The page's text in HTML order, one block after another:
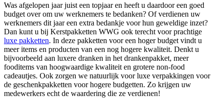
Was afgelopen jaar juist een topjaar en heeft u daardoor een goed
budget over om uw werknemers te bedanken? Of verdienen uw
werknemers dit jaar een extra bedankje voor hun geweldige inzet?
Dan kunt u bij Kerstpakketten WWG ook terecht voor prachtige
luxe pakketten. In deze pakketten voor een hoger budget vindt u
meer items en producten van een nog hogere kwaliteit. Denkt u
bijvoorbeeld aan luxere dranken in het drankenpakket, meer
fooditems van hoogwaardige kwaliteit en grotere non-food
cadeautjes. Ook zorgen we natuurlijk voor luxe verpakkingen voor
de geschenkpakketten voor hogere budgetten. Zo krijgen uw
medewerkers echt de waardering die ze verdienen!